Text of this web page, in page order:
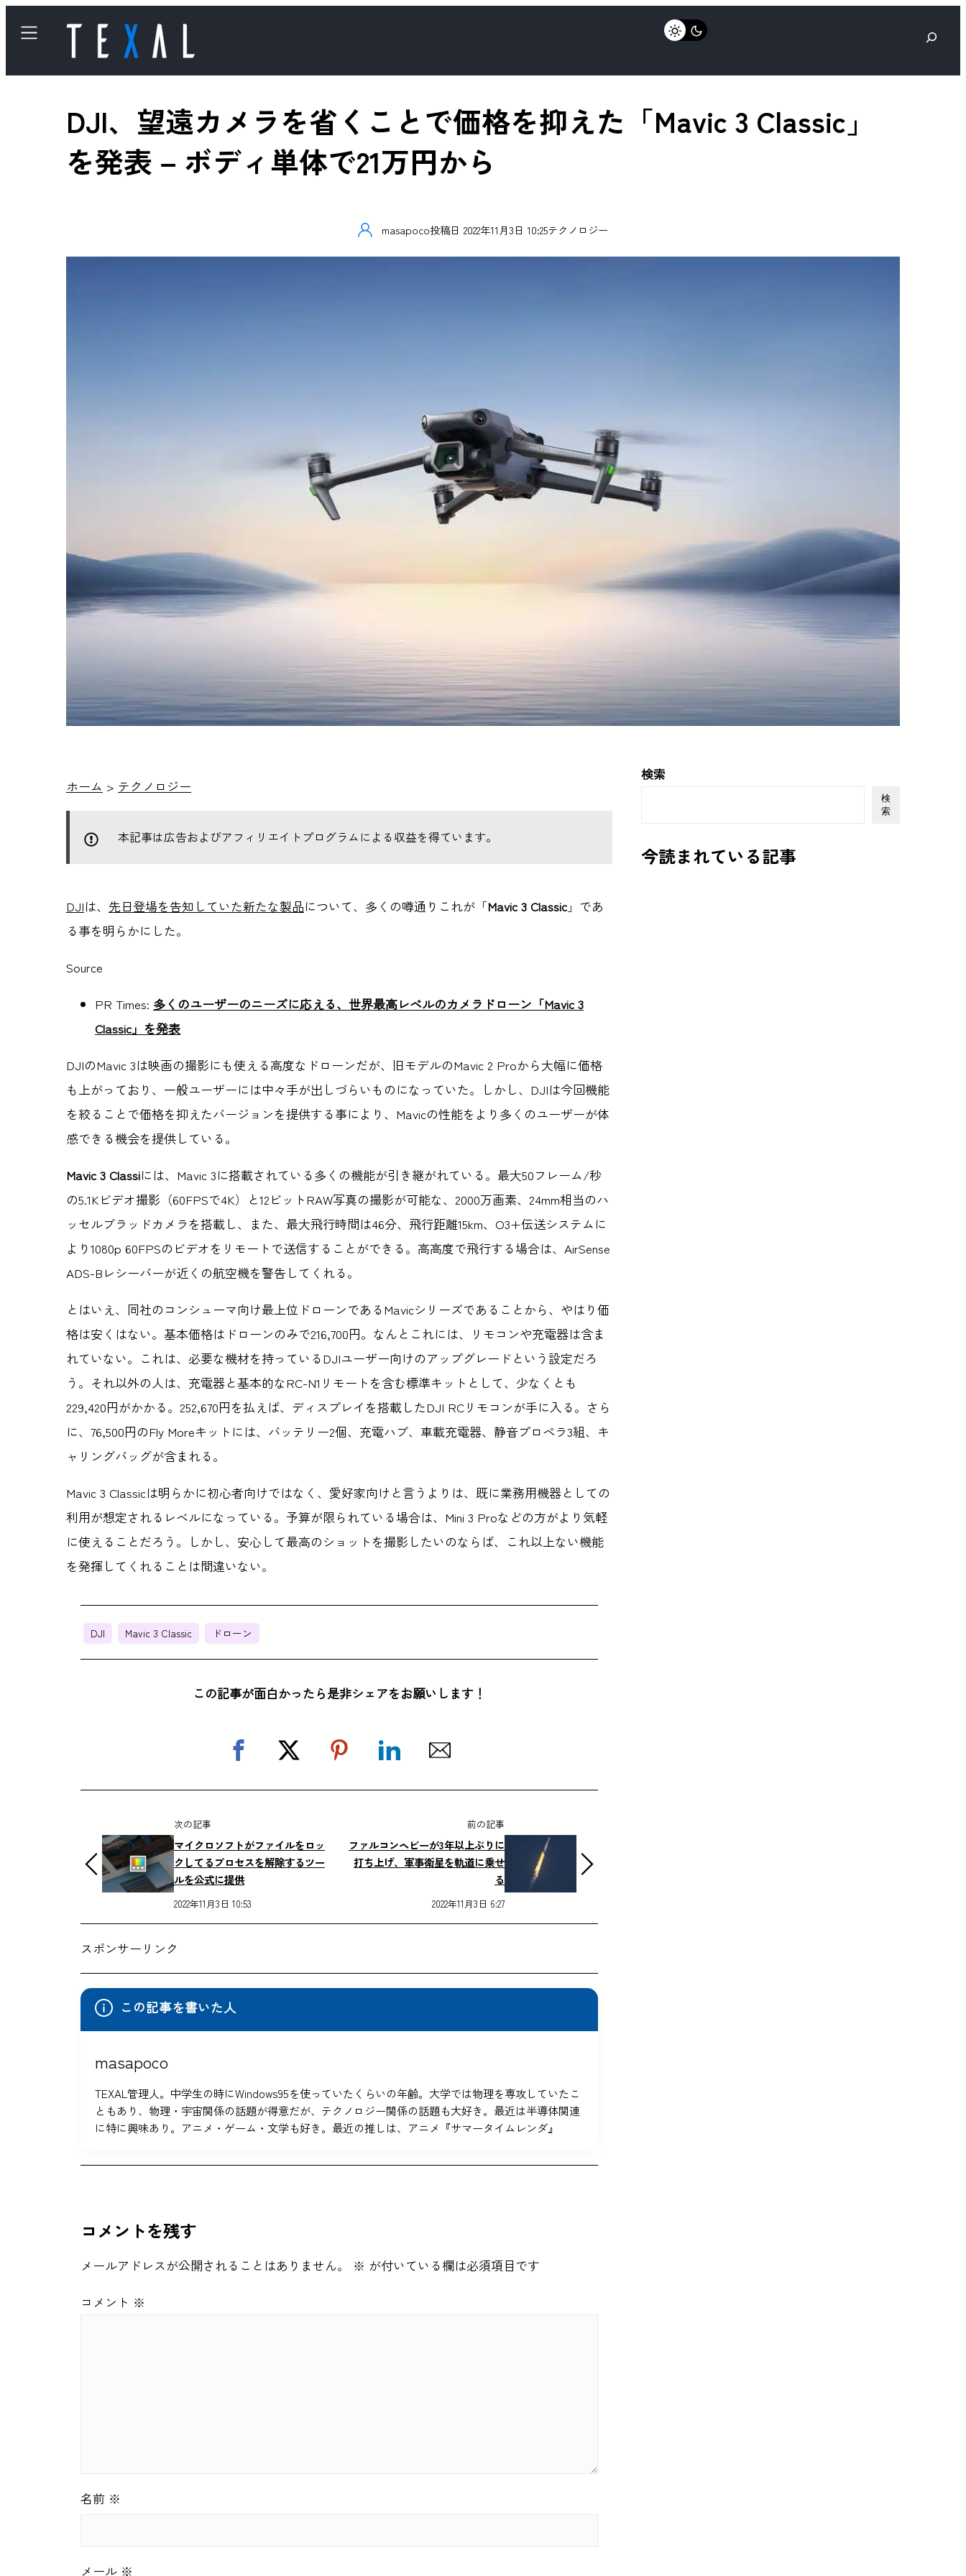
検
DJI、望遠カメラを省くことで価格を抑えた「Mavic 3 Classic」
を発表 – ボディ単体で21万円から
masapoco投稿日 2022年11月3日 10:25テクノロジー
ホーム > テクノロジー
本記事は広告およびアフィリエイトプログラムによる収益を得ています。
DJIは、 先日登場を告知していた新たな製品について、多くの噂通りこれが「Mavic 3 Classic」であ
る事を明らかにした。
Source
PR Times: 多くのユーザーのニーズに応える、世界最高レベルのカメラドローン「Mavic 3
Classic」を発表
DJIのMavic 3は映画の撮影にも使える高度なドローンだが、旧モデルのMavic 2 Proから大幅に価格
も上がっており、一般ユーザーには中々手が出しづらいものになっていた。しかし、DJIは今回機能
を絞ることで価格を抑えたバージョンを提供する事により、Mavicの性能をより多くのユーザーが体
感できる機会を提供している。
Mavic 3 Classiには、Mavic 3に搭載されている多くの機能が引き継がれている。最大50フレーム/秒
の5.1Kビデオ撮影（60FPSで4K）と12ビットRAW写真の撮影が可能な、2000万画素、24mm相当のハ
ッセルブラッドカメラを搭載し、また、最大飛行時間は46分、飛行距離15km、O3+伝送システムに
より1080p 60FPSのビデオをリモートで送信することができる。高高度で飛行する場合は、AirSense
ADS-Bレシーバーが近くの航空機を警告してくれる。
とはいえ、同社のコンシューマ向け最上位ドローンであるMavicシリーズであることから、やはり価
格は安くはない。基本価格はドローンのみで216,700円。なんとこれには、リモコンや充電器は含ま
れていない。これは、必要な機材を持っているDJIユーザー向けのアップグレードという設定だろ
う。それ以外の人は、充電器と基本的なRC-N1リモートを含む標準キットとして、少なくとも
229,420円がかかる。252,670円を払えば、ディスプレイを搭載したDJI RCリモコンが手に入る。さら
に、76,500円のFly Moreキットには、バッテリー2個、充電ハブ、車載充電器、静音プロペラ3組、キ
ャリングバッグが含まれる。
Mavic 3 Classicは明らかに初心者向けではなく、愛好家向けと言うよりは、既に業務用機器としての
利用が想定されるレベルになっている。予算が限られている場合は、Mini 3 Proなどの方がより気軽
に使えることだろう。しかし、安心して最高のショットを撮影したいのならば、これ以上ない機能
を発揮してくれることは間違いない。
DJI Mavic 3 Classic ドローン
この記事が面白かったら是非シェアをお願いします！
次の記事
マイクロソフトがファイルをロッ
クしてるプロセスを解除するツー
ルを公式に提供
2022年11月3日 10:53
前の記事
ファルコンヘビーが3年以上ぶりに
打ち上げ、軍事衛星を軌道に乗せ
る
2022年11月3日 6:27
スポンサーリンク
この記事を書いた人
masapoco
TEXAL管理人。中学生の時にWindows95を使っていたくらいの年齢。大学では物理を専攻していたこ
ともあり、物理・宇宙関係の話題が得意だが、テクノロジー関係の話題も大好き。最近は半導体関連
に特に興味あり。アニメ・ゲーム・文学も好き。最近の推しは、アニメ『サマータイムレンダ』
コメントを残す
メールアドレスが公開されることはありません。 ※ が付いている欄は必須項目です
コメント ※
名前 ※
メール ※
検索
検
索
今読まれている記事